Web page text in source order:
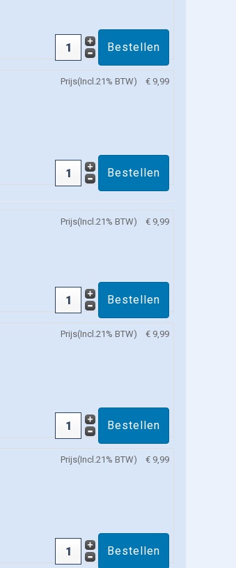
Prijs(Incl.21% BTW) € 9,99
Prijs(Incl.21% BTW) € 9,99
Prijs(Incl.21% BTW) € 9,99
Prijs(Incl.21% BTW) € 9,99